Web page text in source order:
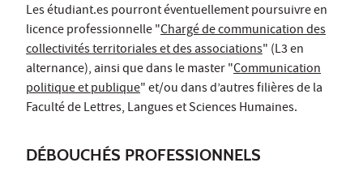
Les étudiant.es pourront éventuellement poursuivre en
licence professionnelle "Chargé de communication des
collectivités territoriales et des associations" (L3 en
alternance), ainsi que dans le master "Communication
politique et publique" et/ou dans d’autres filières de la
Faculté de Lettres, Langues et Sciences Humaines.
DÉBOUCHÉS PROFESSIONNELS